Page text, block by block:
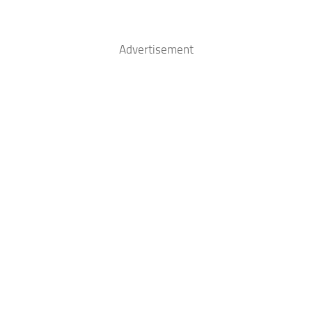
Advertisement